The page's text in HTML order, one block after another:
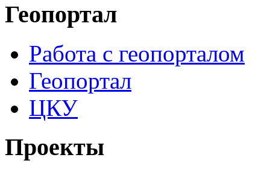
Геопортал
Работа с геопорталом
Геопортал
ЦКУ
Проекты